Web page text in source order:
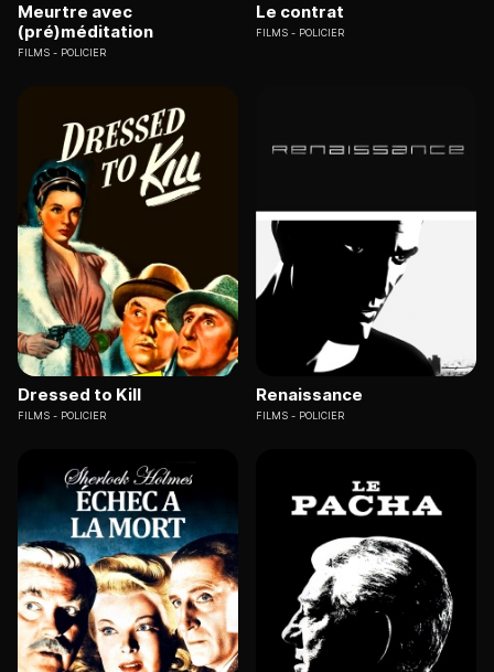
Meurtre avec
(pré)méditation
FILMS POLICIER
Le contrat
FILMS POLICIER
Dressed to Kill
FILMS POLICIER
Renaissance
FILMS POLICIER